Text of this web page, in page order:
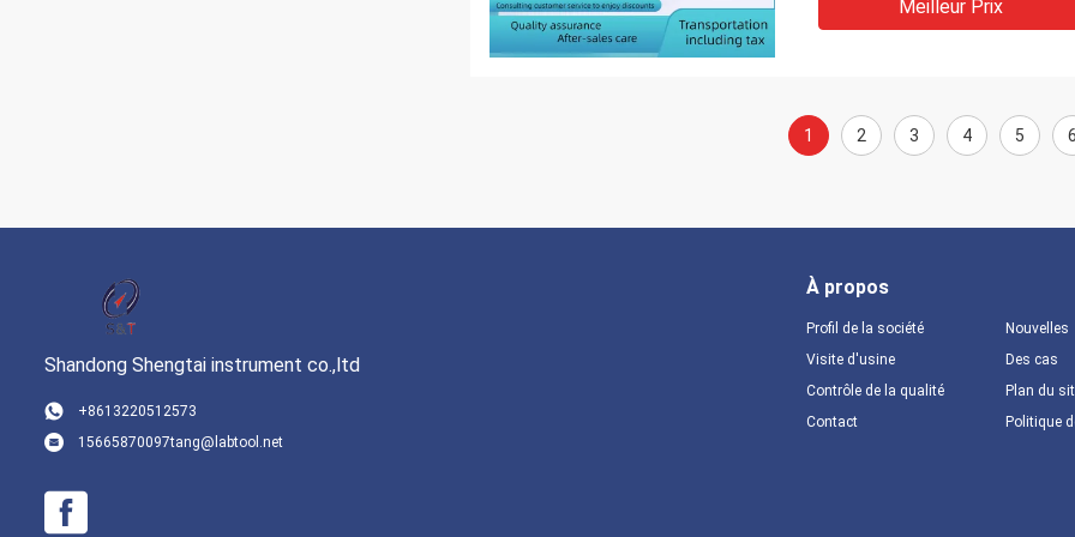
Meilleur Prix
1 2 3 4 5 6
Shandong Shengtai instrument co.,ltd
+8613220512573
15665870097tang@labtool.net
À propos
Profil de la société
Visite d'usine
Contrôle de la qualité
Contact
Nouvelles
Des cas
Plan du
Politique